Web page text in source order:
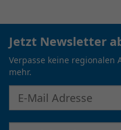
Jetzt Newsletter
Verpasse keine regionalen
mehr.